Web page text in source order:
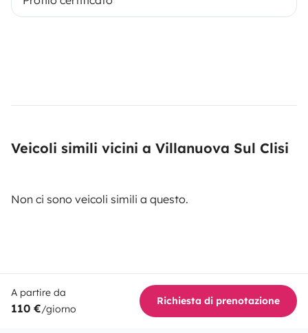
Veicoli simili vicini a Villanuova Sul Clisi
Non ci sono veicoli simili a questo.
A partire da
110 €/giorno
Richiesta di prenotazione